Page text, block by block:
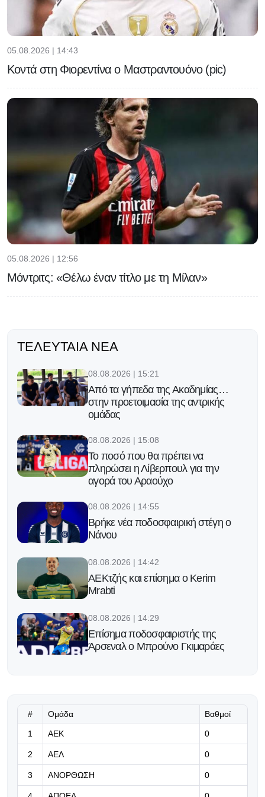
05.08.2026 | 14:43
Κοντά στη Φιορεντίνα ο Μαστραντουόνο (pic)
05.08.2026 | 12:56
Μόντριτς: «Θέλω έναν τίτλο με τη Μίλαν»
ΤΕΛΕΥΤΑΊΑ ΝΈΑ
08.08.2026 | 15:21
Από τα γήπεδα της Ακαδημίας…
στην προετοιμασία της αντρικής
ομάδας
08.08.2026 | 15:08
Το ποσό που θα πρέπει να
πληρώσει η Λίβερπουλ για την
αγορά του Αραούχο
08.08.2026 | 14:55
Βρήκε νέα ποδοσφαιρική στέγη ο
Νάνου
08.08.2026 | 14:42
ΑΕΚτζής και επίσημα ο Kerim
Mrabti
08.08.2026 | 14:29
Επίσημα ποδοσφαιριστής της
Άρσεναλ ο Μπρούνο Γκιμαράες
Ο Μουρίνιο τα αλλάζει όλα στη
Ρεάλ: Οι τρεις κανόνες που έχει
επιβάλει στους παίκτες των
Μαδριλένων
# Ομάδα Βαθμοί
1 ΑΕΚ 0
2 ΑΕΛ 0
3 ΑΝΟΡΘΩΣΗ 0